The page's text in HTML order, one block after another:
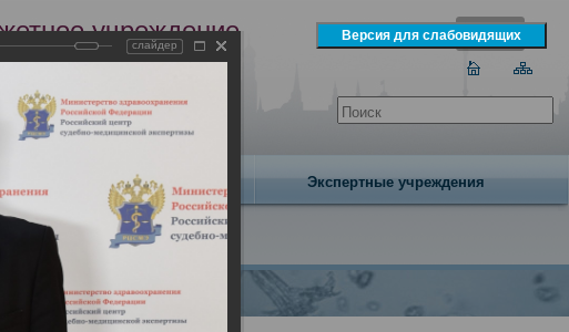
учреждение
экспертизы
Сегодня 6 августа 2026 года
Издательство Экспертные учреждения
слайдер